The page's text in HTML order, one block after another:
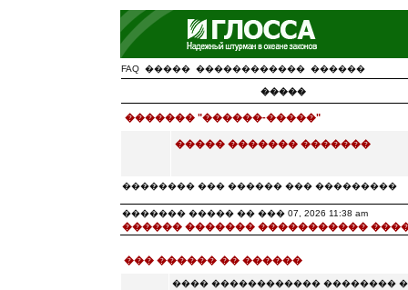
FAQ ����� ������������ ������
�����
������� "������-�����"
����� ������� �������
�������� ��� ������ ��� ���������
������� ����� �� ��� 07, 2026 11:38 am
������ ������� �����������
��� ������ �� ������
���� ������������ ��������